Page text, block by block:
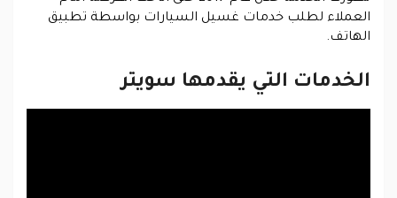
العملاء لطلب خدمات غسيل السيارات بواسطة تطبيق
الهاتف.
الخدمات التي يقدمها سويتر